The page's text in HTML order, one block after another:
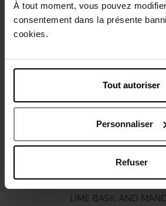
À tout moment, vous pouvez
consentement dans la présente
cookies.
Tout autoriser
Personnaliser
Refuser
Review Beleid inzake
Nog iets
LIME BASIL AND